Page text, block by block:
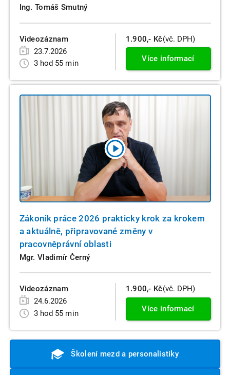
Ing. Tomáš Smutný
Videozáznam
23.7.2026
3 hod 55 min
1.900,- Kč(vč. DPH)
Více informací
Zákoník práce 2026 prakticky krok za krokem
a aktuálně, připravované změny v
pracovněprávní oblasti
Mgr. Vladimír Černý
Videozáznam
24.6.2026
3 hod 55 min
1.900,- Kč(vč. DPH)
Více informací
Školení mezd a personalistiky